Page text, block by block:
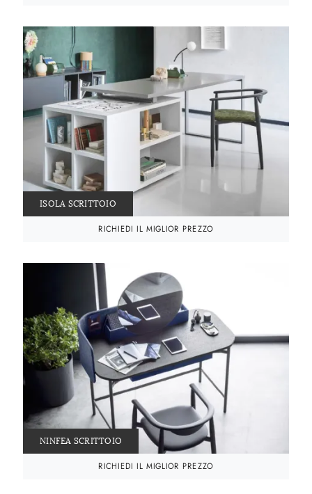
ISOLA SCRITTOIO
RICHIEDI IL MIGLIOR PREZZO
NINFEA SCRITTOIO
RICHIEDI IL MIGLIOR PREZZO